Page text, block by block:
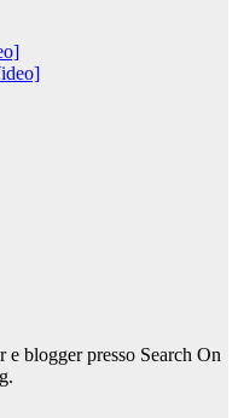
blogger presso Search On